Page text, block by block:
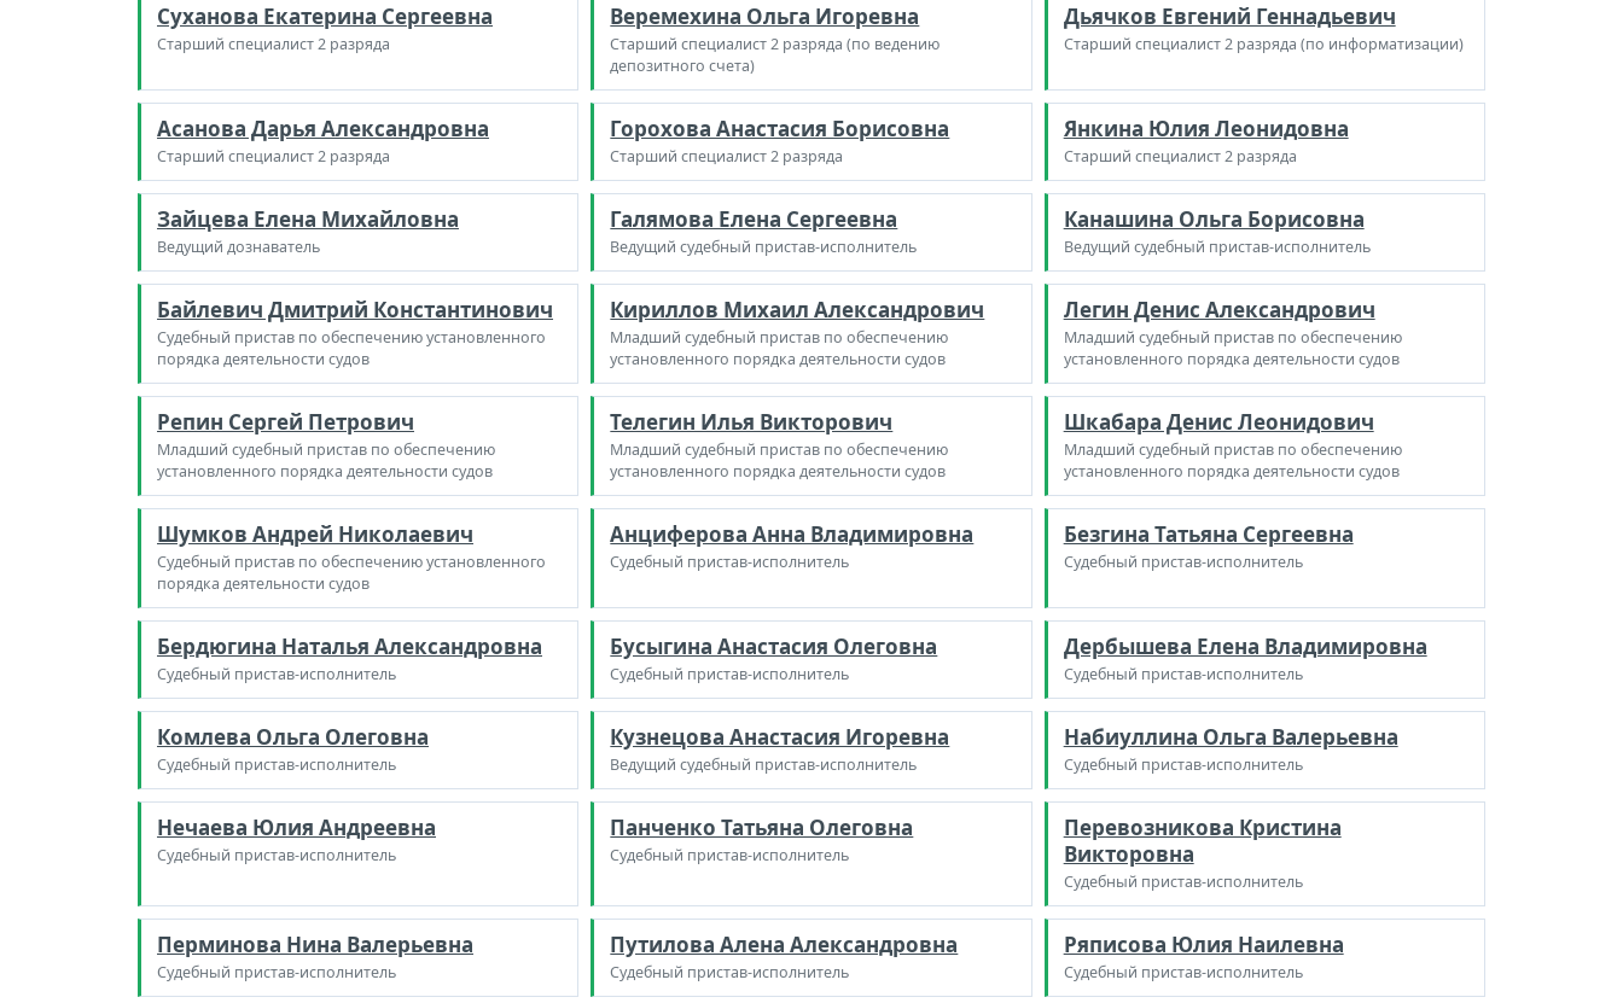
Суханова Екатерина Сергеевна
Старший специалист 2 разряда
Веремехина Ольга Игоревна
Старший специалист 2 разряда (по ведению
депозитного счета)
Дьячков Евгений Геннадьевич
Старший специалист 2 разряда (по информатизации)
Асанова Дарья Александровна
Старший специалист 2 разряда
Горохова Анастасия Борисовна
Старший специалист 2 разряда
Янкина Юлия Леонидовна
Старший специалист 2 разряда
Зайцева Елена Михайловна
Ведущий дознаватель
Галямова Елена Сергеевна
Ведущий судебный пристав-исполнитель
Канашина Ольга Борисовна
Ведущий судебный пристав-исполнитель
Байлевич Дмитрий Константинович
Судебный пристав по обеспечению установленного
порядка деятельности судов
Кириллов Михаил Александрович
Младший судебный пристав по обеспечению
установленного порядка деятельности судов
Легин Денис Александрович
Младший судебный пристав по обеспечению
установленного порядка деятельности судов
Репин Сергей Петрович
Младший судебный пристав по обеспечению
установленного порядка деятельности судов
Телегин Илья Викторович
Младший судебный пристав по обеспечению
установленного порядка деятельности судов
Шкабара Денис Леонидович
Младший судебный пристав по обеспечению
установленного порядка деятельности судов
Шумков Андрей Николаевич
Судебный пристав по обеспечению установленного
порядка деятельности судов
Анциферова Анна Владимировна
Судебный пристав-исполнитель
Безгина Татьяна Сергеевна
Судебный пристав-исполнитель
Бердюгина Наталья Александровна
Судебный пристав-исполнитель
Бусыгина Анастасия Олеговна
Судебный пристав-исполнитель
Дербышева Елена Владимировна
Судебный пристав-исполнитель
Комлева Ольга Олеговна
Судебный пристав-исполнитель
Кузнецова Анастасия Игоревна
Ведущий судебный пристав-исполнитель
Набиуллина Ольга Валерьевна
Судебный пристав-исполнитель
Нечаева Юлия Андреевна
Судебный пристав-исполнитель
Панченко Татьяна Олеговна
Судебный пристав-исполнитель
Перевозникова Кристина
Викторовна
Судебный пристав-исполнитель
Перминова Нина Валерьевна
Судебный пристав-исполнитель
Путилова Алена Александровна
Судебный пристав-исполнитель
Ряписова Юлия Наилевна
Судебный пристав-исполнитель